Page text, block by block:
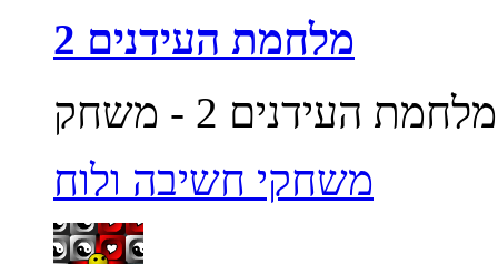
מלחמת העידנים 2
משחקי חשיבה ולוח